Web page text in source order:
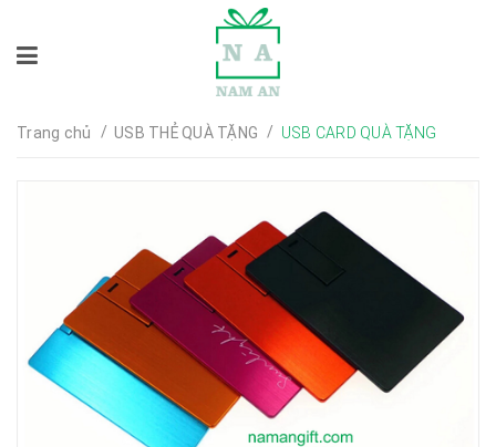
Trang chủ / USB THẺ QUÀ TẶNG / USB CARD QUÀ TẶNG